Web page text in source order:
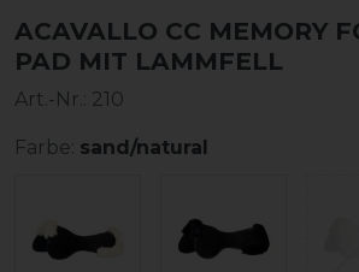
ACAVALLO CC MEMORY
PAD MIT LAMMFELL
Art.-Nr.: 210
Farbe: sand/natural